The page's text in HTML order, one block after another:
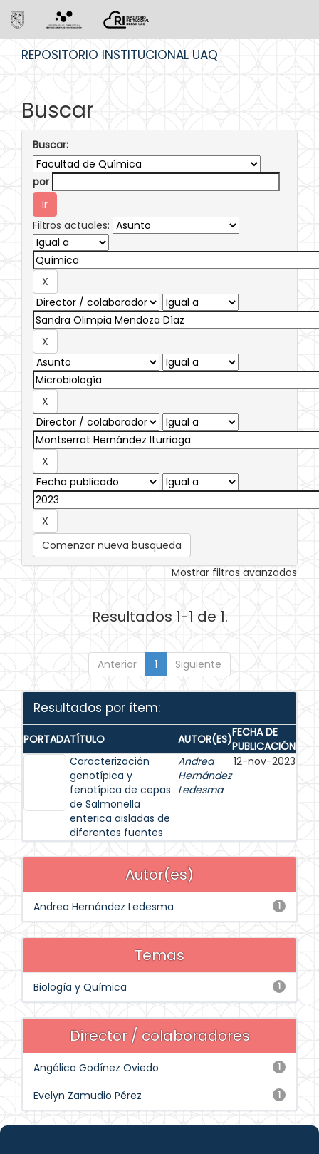
REPOSITORIO INSTITUCIONAL UAQ
Buscar
Buscar:
por
Filtros actuales:
Comenzar nueva busqueda
Mostrar filtros avanzados
Resultados 1-1 de 1.
Anterior 1 Siguiente
Resultados por ítem:
PORTADATÍTULO AUTOR(ES)FECHA DE
PUBLICACIÓN
Caracterización
genotípica y
fenotípica de cepas
de Salmonella
enterica aisladas de
diferentes fuentes
Andrea
Hernández
Ledesma
12-nov-2023
Autor(es)
1
Andrea Hernández Ledesma
Temas
1
Biología y Química
Director / colaboradores
1
Angélica Godínez Oviedo
1
Evelyn Zamudio Pérez